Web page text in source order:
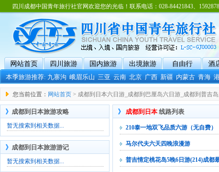
四川成都中国青年旅行社官网欢迎您的光临！联系电话：028-84421843、
网站首页 四川旅游 国内旅游 出境旅游 自由行
酒
本季旅游推荐:九寨沟 峨眉乐山 三亚 云南 北京 广西 新疆 内蒙古 青海
您当前位置： 网站首页 > 成都到日本六日游_成都到巴厘岛六日游_成都到普吉
》 成都到日本旅游攻略
暂无搜索到相关数据...
》 成都到日本旅游游记
暂无搜索到相关数据...
》 成都到日本 线路列表
210泰一地双飞品质六游（无自费）
马尔代夫六天四晚浪漫游
普吉情定桃花岛5晚6日游(214)成都